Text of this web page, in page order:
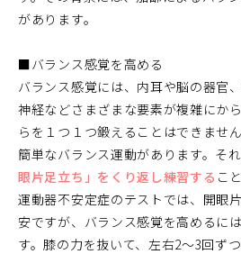
があります。
■バランス感覚を高める
バランス感覚には、内耳や脳の器官
神経などさまざまな要素が複雑にか
らを１つ１つ鍛えることはできませ
簡単なバランス運動があります。そ
眼片足立ち」をくり返し練習する こ
運動器不安定症のテストでは、開眼
安ですが、バランス感覚を高めるに
す。膝の力を抜いて、左右2～3回ず